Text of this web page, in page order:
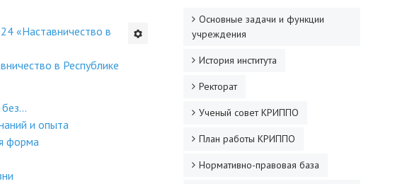
«Наставничество в
в Республике
и опыта
форма
Основные задачи и функции
учреждения
История института
Ректорат
Ученый совет КРИППО
План работы КРИППО
Нормативно-правовая база